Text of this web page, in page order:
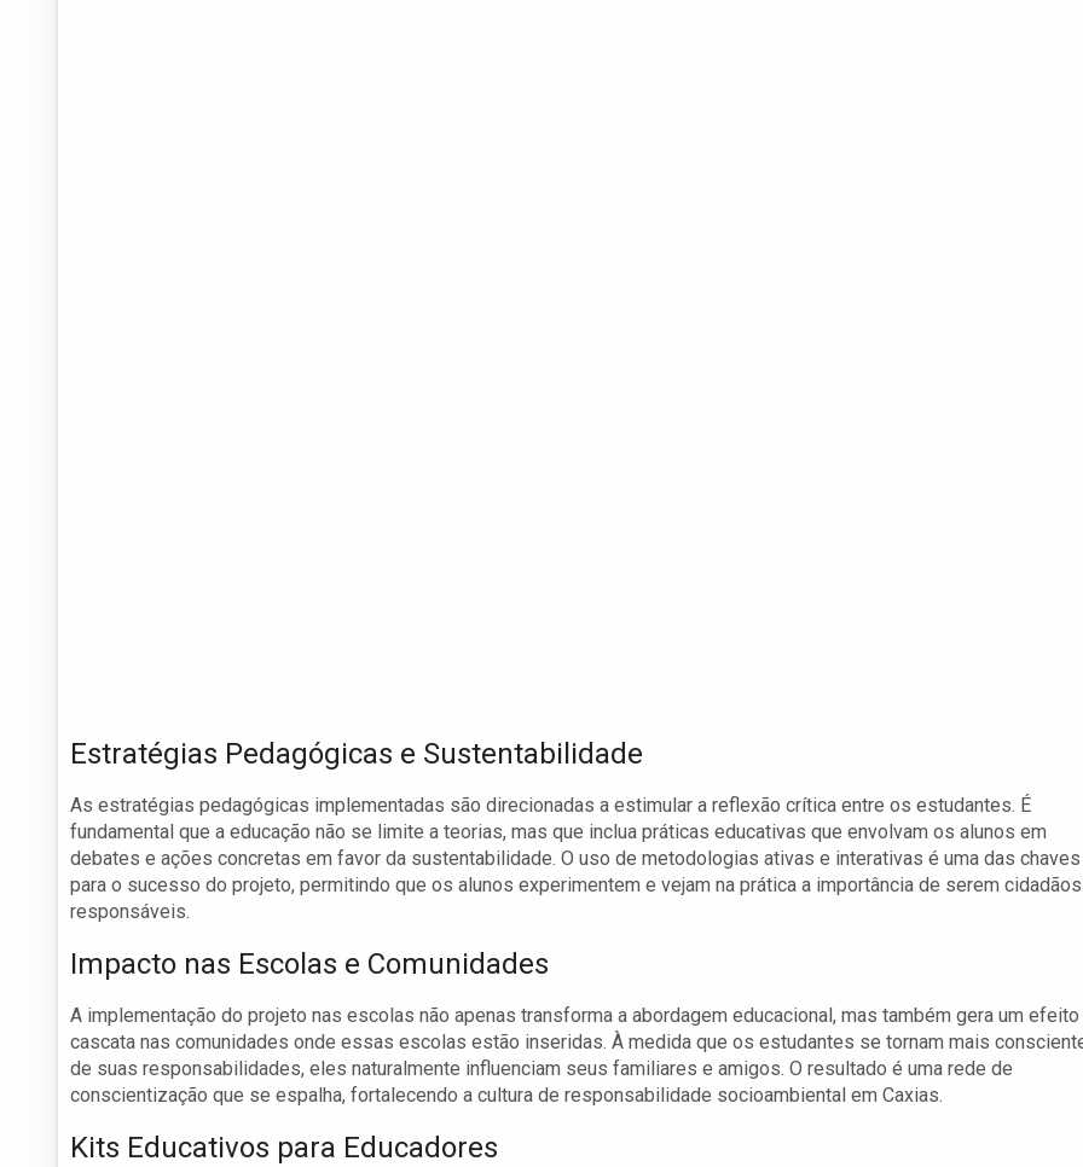
Estratégias Pedagógicas e Sustentabilidade
As estratégias pedagógicas implementadas são direcionadas a estimular a reflexão crítica entre os estudantes. É
fundamental que a educação não se limite a teorias, mas que inclua práticas educativas que envolvam os alunos em
debates e ações concretas em favor da sustentabilidade. O uso de metodologias ativas e interativas é uma das chaves
para o sucesso do projeto, permitindo que os alunos experimentem e vejam na prática a importância de serem cidadãos
responsáveis.
Impacto nas Escolas e Comunidades
A implementação do projeto nas escolas não apenas transforma a abordagem educacional, mas também gera um efeito
cascata nas comunidades onde essas escolas estão inseridas. À medida que os estudantes se tornam mais
de suas responsabilidades, eles naturalmente influenciam seus familiares e amigos. O resultado é uma rede de
conscientização que se espalha, fortalecendo a cultura de responsabilidade socioambiental em Caxias.
Kits Educativos para Educadores